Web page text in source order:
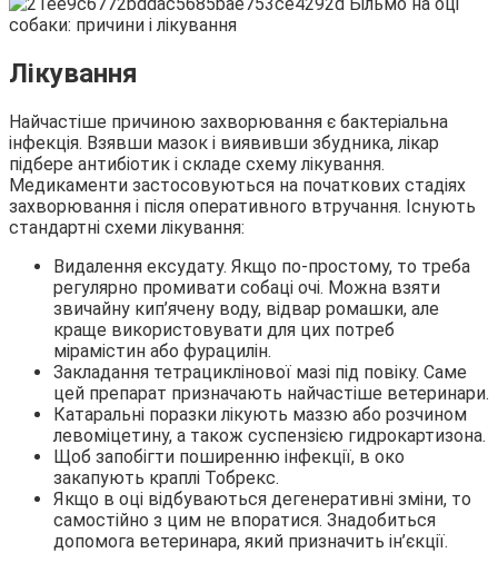
Лікування
Найчастіше причиною захворювання є бактеріальна
інфекція. Взявши мазок і виявивши збудника, лікар
підбере антибіотик і складе схему лікування.
Медикаменти застосовуються на початкових стадіях
захворювання і після оперативного втручання. Існують
стандартні схеми лікування:
Видалення ексудату. Якщо по-простому, то треба
регулярно промивати собаці очі. Можна взяти
звичайну кип’ячену воду, відвар ромашки, але
краще використовувати для цих потреб
мірамістин або фурацилін.
Закладання тетрациклінової мазі під повіку. Саме
цей препарат призначають найчастіше ветеринари.
Катаральні поразки лікують маззю або розчином
левоміцетину, а також суспензією гидрокартизона.
Щоб запобігти поширенню інфекції, в око
закапують краплі Тобрекс.
Якщо в оці відбуваються дегенеративні зміни, то
самостійно з цим не впоратися. Знадобиться
допомога ветеринара, який призначить ін’єкції.